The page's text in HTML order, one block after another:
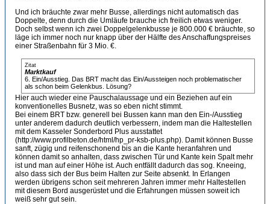
Und ich bräuchte zwar mehr Busse, allerdings nicht automatisch das
Doppelte, denn durch die Umläufe brauche ich freilich etwas weniger.
Doch selbst wenn ich zwei Doppelgelenkbusse je 800.000 € bräuchte, so
läge ich immer noch nur knapp über der Hälfte des Anschaffungspreises
einer Straßenbahn für 3 Mio. €.
Zitat
Marktkauf
6. Ein/Ausstieg. Das BRT macht das Ein/Aussteigen noch problematischer
als schon beim Gelenkbus. Lösung?
Hier auch wieder eine Pauschalaussage und ein Beziehen auf ein
konventionelles Busnetz, was so eben nicht stimmt.
Bei einem BRT bzw. generell bei Bussen kann man den Ein-/Ausstieg
unter anderem dadurch deutlich verbessern, indem man die Haltestellen
mit dem Kasseler Sonderbord Plus ausstattet
(http://www.profilbeton.de/html/hp_pr-ksb-plus.php). Damit können Busse
sanft, zügig und reifenschonend bis an die Kante heranfahren und
können damit so anhalten, dass zwischen Tür und Kante kein Spalt mehr
ist und man auf einer Höhe ist. Auch entfällt dadurch das sog. Kneeing,
also dass sich der Bus beim Halten zur Seite absenkt. In Erlangen
werden übrigens schon seit mehreren Jahren immer mehr Haltestellen
mit diesem Bord ausgerüstet und die Erfahrungen müssen soweit ich
weiß sehr gut sein.